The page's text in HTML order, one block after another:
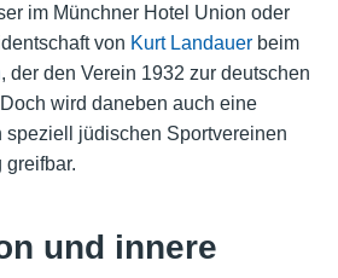
im Münchner Hotel Union oder
von Kurt Landauerbeim
, der den Verein 1932 zur deutschen
wird daneben auch eine
jüdischen Sportvereinen
und innere